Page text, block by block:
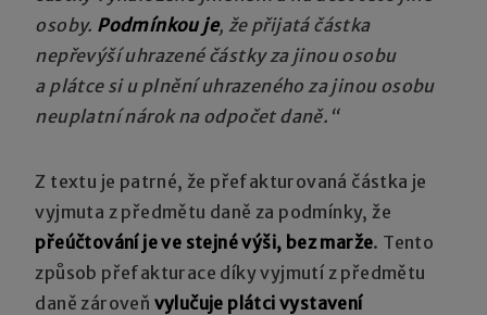
osoby. Podmínkou je, že přijatá částka
nepřevýší uhrazené částky za jinou osobu
a plátce si u plnění uhrazeného za jinou osobu
neuplatní nárok na odpočet daně.“
Z textu je patrné, že přefakturovaná částka je
vyjmuta z předmětu daně za podmínky, že
přeúčtování je ve stejné výši, bez marže. Tento
způsob přefakturace díky vyjmutí z předmětu
daně zároveň vylučuje plátci vystavení